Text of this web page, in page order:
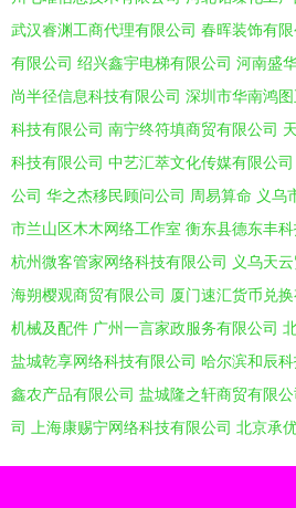
武汉睿渊工商代理有限公司 春晖装饰有限
有限公司 绍兴鑫宇电梯有限公司 河南盛
尚半径信息科技有限公司 深圳市华南鸿
科技有限公司 南宁终符填商贸有限公司
科技有限公司 中艺汇萃文化传媒有限公司
公司 华之杰移民顾问公司 周易算命 义乌
市兰山区木木网络工作室 衡东县德东丰
杭州微客管家网络科技有限公司
义乌天
海朔樱观商贸有限公司 厦门速汇货币兑
机械及配件 广州一言家政服务有限公司
盐城乾享网络科技有限公司 哈尔滨和辰
鑫农产品有限公司 盐城隆之轩商贸有限公
司
上海康赐宁网络科技有限公司 北京承